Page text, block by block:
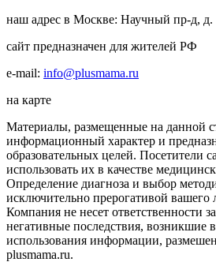
наш адрес в Москве: Научный пр-д, д.
сайт предназначен для жителей РФ
e-mail: info@plusmama.ru
на карте
Материалы, размещенные на данной
информационный характер и
образовательных целей. Посетители
использовать их в качестве
Определение диагноза и выбор
исключительно прерогативой вашего
Компания не несет ответственности
негативные последствия, возникшие в
использования информации,
plusmama.ru.